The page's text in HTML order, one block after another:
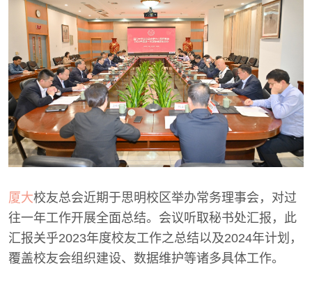
厦大校友总会近期于思明校区举办常务理事会，对过
往一年工作开展全面总结。会议听取秘书处汇报，此
汇报关乎2023年度校友工作之总结以及2024年计划，
覆盖校友会组织建设、数据维护等诸多具体工作。